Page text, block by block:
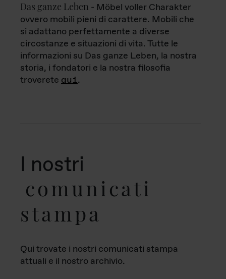
Das ganze Leben - Möbel voller Charakter
ovvero mobili pieni di carattere. Mobili che
si adattano perfettamente a diverse
circostanze e situazioni di vita. Tutte le
informazioni su Das ganze Leben, la nostra
storia, i fondatori e la nostra filosofia
troverete qui.
I nostri
comunicati
stampa
Qui trovate i nostri comunicati stampa
attuali e il nostro archivio.